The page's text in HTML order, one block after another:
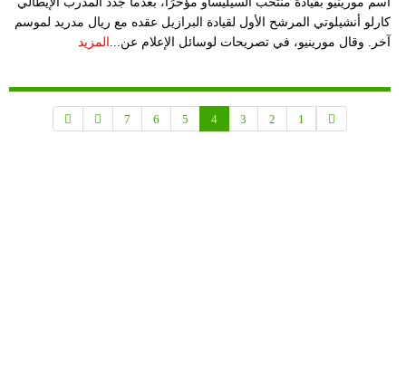
كارلو أنشيلوتي المرشح الأول لقيادة البرازيل عقده مع ريال مدريد لموسم
آخر. وقال مورينيو، في تصريحات لوسائل الإعلام عن... المزيد
1
2
3
4
5
6
7